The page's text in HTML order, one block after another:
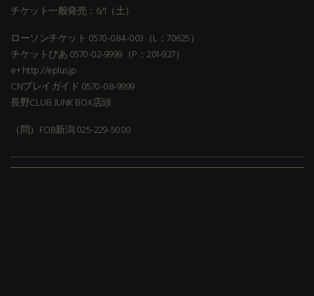
チケット一般発売：6/1（土）
ローソンチケット 0570-084-003（L：70625）
チケットぴあ 0570-02-9999（P：201-927）
e+ http://eplus.jp
CNプレイガイド 0570-08-9999
長野CLUB JUNK BOX店頭
（問）FOB新潟 025-229-5000